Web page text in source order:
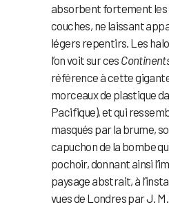
absorbent fortement
couches, ne laissant
légers repentirs. Les
l’on voit sur ces
référence à cette
morceaux de plastique
Pacifique), et qui
masqués par la brume,
capuchon de la bombe
pochoir, donnant ainsi
paysage abstrait, à
vues de Londres par J. M.